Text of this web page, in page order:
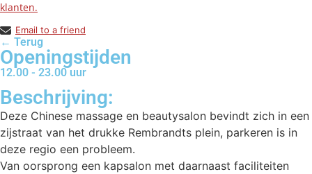
klanten.
Email to a friend
← Terug
Openingstijden
12.00 - 23.00 uur
Beschrijving:
Deze Chinese massage en beautysalon bevindt zich in een
zijstraat van het drukke Rembrandts plein, parkeren is in
deze regio een probleem.
Van oorsprong een kapsalon met daarnaast faciliteiten